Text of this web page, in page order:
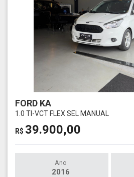
FORD KA
1.0 TI-VCT FLEX SEL MANUAL
R$ 39.900,00
Ano
2016